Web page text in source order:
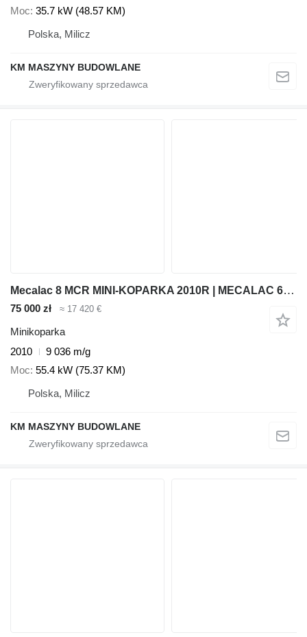
Moc 35.7 kW (48.57 KM)
Polska, Milicz
KM MASZYNY BUDOWLANE
Mecalac 8 MCR MINI-KOPARKA 2010R | MECALAC 6 MCR, JCB 8065 8080 8085 85
75 000 zł ≈ 17 420 €
Minikoparka
2010
9 036 m/g
Moc 55.4 kW (75.37 KM)
Polska, Milicz
KM MASZYNY BUDOWLANE